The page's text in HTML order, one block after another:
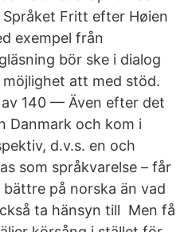
Fritt efter Høien
exempel från
bör ske i dialog
att med stöd.
av 140 — Även efter det
Danmark och kom i
d.v.s. en och
som språkvarelse – får
på norska än vad
ta hänsyn till Men få